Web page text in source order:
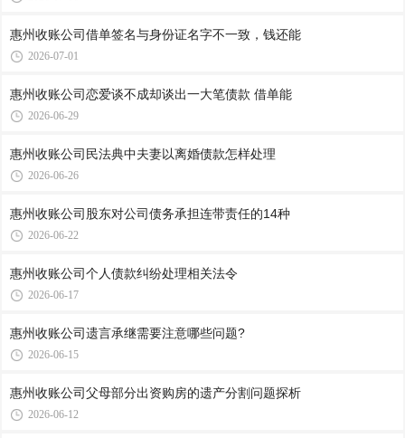
惠州收账公司​借单签名与身份证名字不一致，钱还能
2026-07-01
惠州收账公司​恋爱谈不成却谈出一大笔债款 借单能
2026-06-29
惠州收账公司​民法典中夫妻以离婚债款怎样处理
2026-06-26
惠州收账公司​股东对公司债务承担连带责任的14种
2026-06-22
惠州收账公司​个人债款纠纷处理相关法令
2026-06-17
惠州收账公司​遗言承继需要注意哪些问题?
2026-06-15
惠州收账公司​父母部分出资购房的遗产分割问题探析
2026-06-12